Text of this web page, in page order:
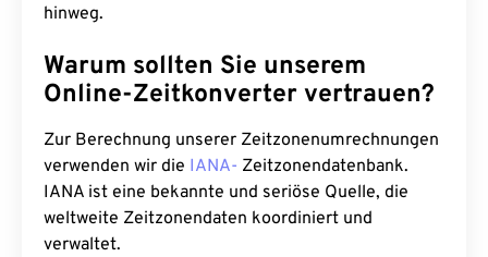
hinweg.
Warum sollten Sie unserem
Online-Zeitkonverter vertrauen?
Zur Berechnung unserer Zeitzonenumrechnungen
verwenden wir die IANA- Zeitzonendatenbank.
IANA ist eine bekannte und seriöse Quelle, die
weltweite Zeitzonendaten koordiniert und
verwaltet.